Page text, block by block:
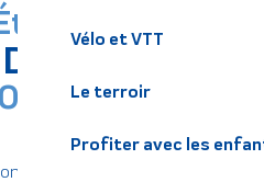
Vélo et VTT
Le terroir
Profiter avec les
PRESSE
Chartreuse été 2026